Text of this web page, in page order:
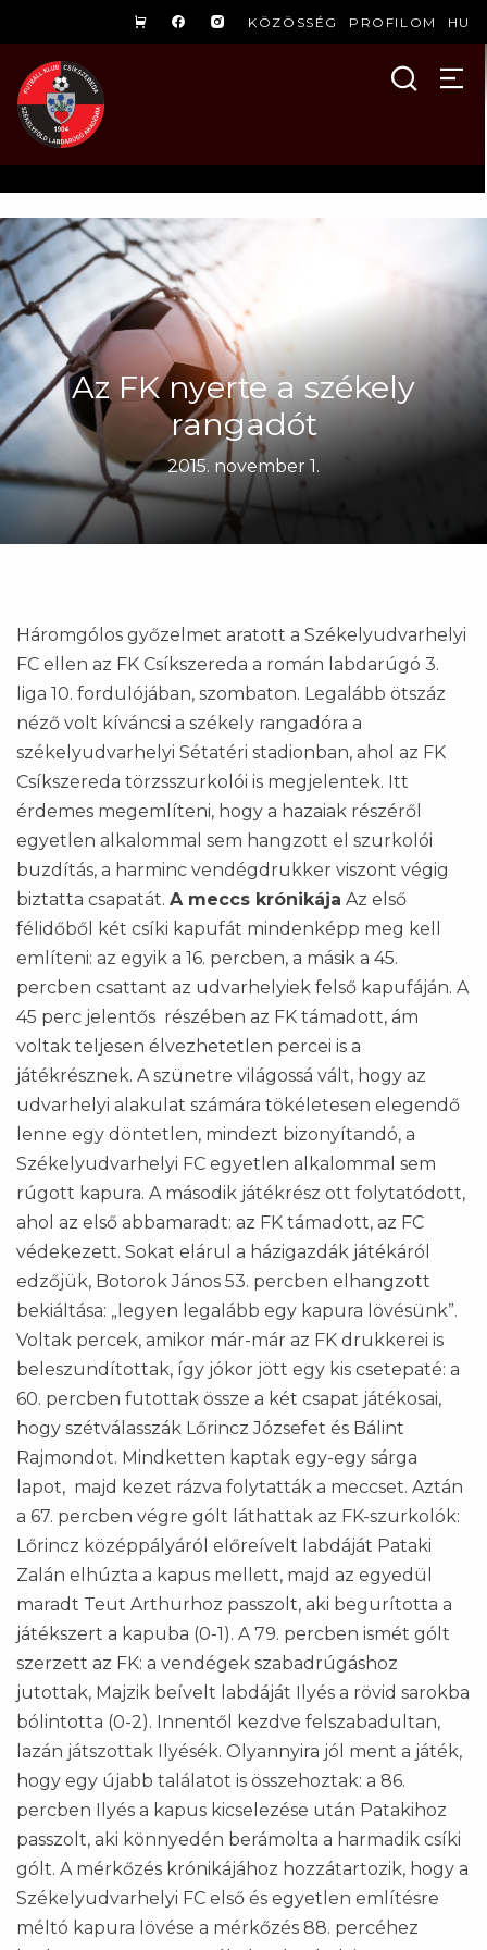
KÖZÖSSÉG PROFILOM HU
Az FK nyerte a székely
rangadót
2015. november 1.
Háromgólos győzelmet aratott a Székelyudvarhelyi
FC ellen az FK Csíkszereda a román labdarúgó 3.
liga 10. fordulójában, szombaton. Legalább ötszáz
néző volt kíváncsi a székely rangadóra a
székelyudvarhelyi Sétatéri stadionban, ahol az FK
Csíkszereda törzsszurkolói is megjelentek. Itt
érdemes megemlíteni, hogy a hazaiak részéről
egyetlen alkalommal sem hangzott el szurkolói
buzdítás, a harminc vendégdrukker viszont végig
biztatta csapatát. A meccs krónikája Az első
félidőből két csíki kapufát mindenképp meg kell
említeni: az egyik a 16. percben, a másik a 45.
percben csattant az udvarhelyiek felső kapufáján. A
45 perc jelentős részében az FK támadott, ám
voltak teljesen élvezhetetlen percei is a
játékrésznek. A szünetre világossá vált, hogy az
udvarhelyi alakulat számára tökéletesen elegendő
lenne egy döntetlen, mindezt bizonyítandó, a
Székelyudvarhelyi FC egyetlen alkalommal sem
rúgott kapura. A második játékrész ott folytatódott,
ahol az első abbamaradt: az FK támadott, az FC
védekezett. Sokat elárul a házigazdák játékáról
edzőjük, Botorok János 53. percben elhangzott
bekiáltása: „legyen legalább egy kapura lövésünk”.
Voltak percek, amikor már-már az FK drukkerei is
beleszundítottak, így jókor jött egy kis csetepaté: a
60. percben futottak össze a két csapat játékosai,
hogy szétválasszák Lőrincz Józsefet és Bálint
Rajmondot. Mindketten kaptak egy-egy sárga
lapot, majd kezet rázva folytatták a meccset. Aztán
a 67. percben végre gólt láthattak az FK-szurkolók:
Lőrincz középpályáról előreívelt labdáját Pataki
Zalán elhúzta a kapus mellett, majd az egyedül
maradt Teut Arthurhoz passzolt, aki begurította a
játékszert a kapuba (0-1). A 79. percben ismét gólt
szerzett az FK: a vendégek szabadrúgáshoz
jutottak, Majzik beívelt labdáját Ilyés a rövid sarokba
bólintotta (0-2). Innentől kezdve felszabadultan,
lazán játszottak Ilyésék. Olyannyira jól ment a játék,
hogy egy újabb találatot is összehoztak: a 86.
percben Ilyés a kapus kicselezése után Patakihoz
passzolt, aki könnyedén berámolta a harmadik csíki
gólt. A mérkőzés krónikájához hozzátartozik, hogy a
Székelyudvarhelyi FC első és egyetlen említésre
méltó kapura lövése a mérkőzés 88. percéhez